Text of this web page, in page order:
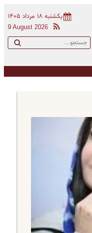
یکشنبه ۱۸ مرداد ۱۴۰۵
9 August 2026